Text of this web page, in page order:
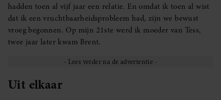
hadden toen al vijf jaar een relatie. En omdat ik toen al wist
dat ik een vruchtbaarheidsprobleem had, zijn we bewust
vroeg begonnen. Op mijn 21ste werd ik moeder van Tess,
twee jaar later kwam Brent.
Uit elkaar